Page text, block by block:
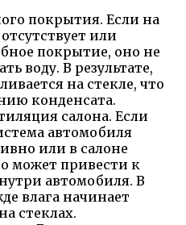
покрытия. Если на
или
покрытие, оно не
воду. В результате,
на стекле, что
конденсата.
салона. Если
автомобиля
или в салоне
может привести к
автомобиля. В
влага начинает
стеклах.